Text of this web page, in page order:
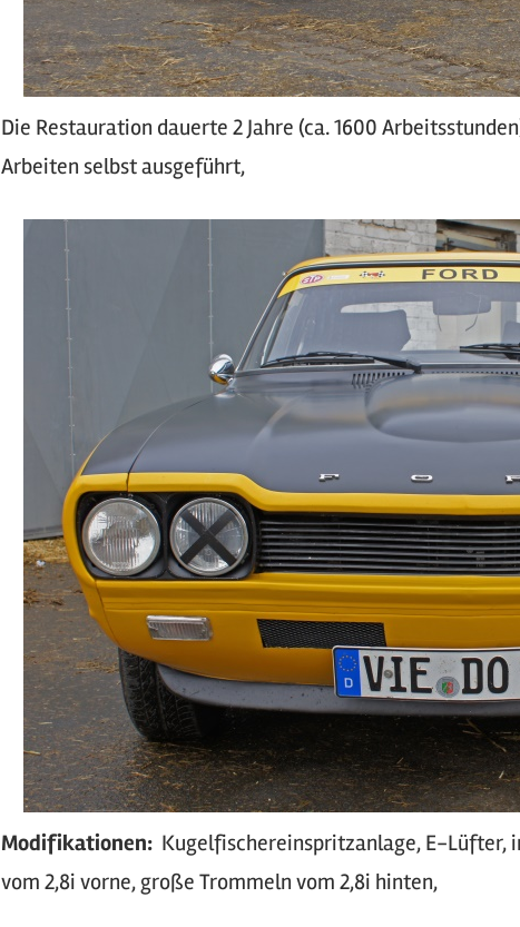
Die Restauration dauerte 2 Jahre (ca. 1600
Arbeiten selbst ausgeführt,
Modifikationen: Kugelfischereinspritzanlage, E-Lüfter,
vom 2,8i vorne, große Trommeln vom 2,8i hinten,